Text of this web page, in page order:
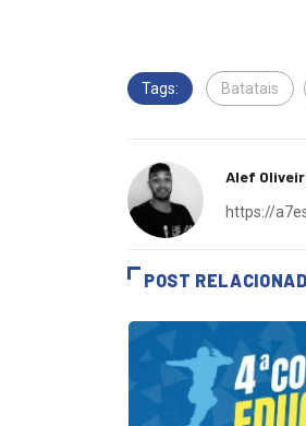
Tags: Batatais
Alef
https://
POST